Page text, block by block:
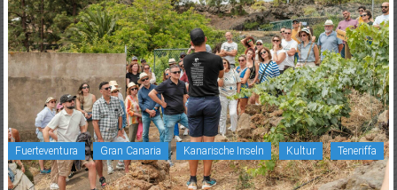
Fuerteventura Gran Canaria Kanarische Inseln Kultur Teneriffa